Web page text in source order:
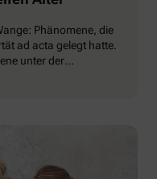
Phänomene, die
ad acta gelegt hatte.
unter der
oder Spätakne